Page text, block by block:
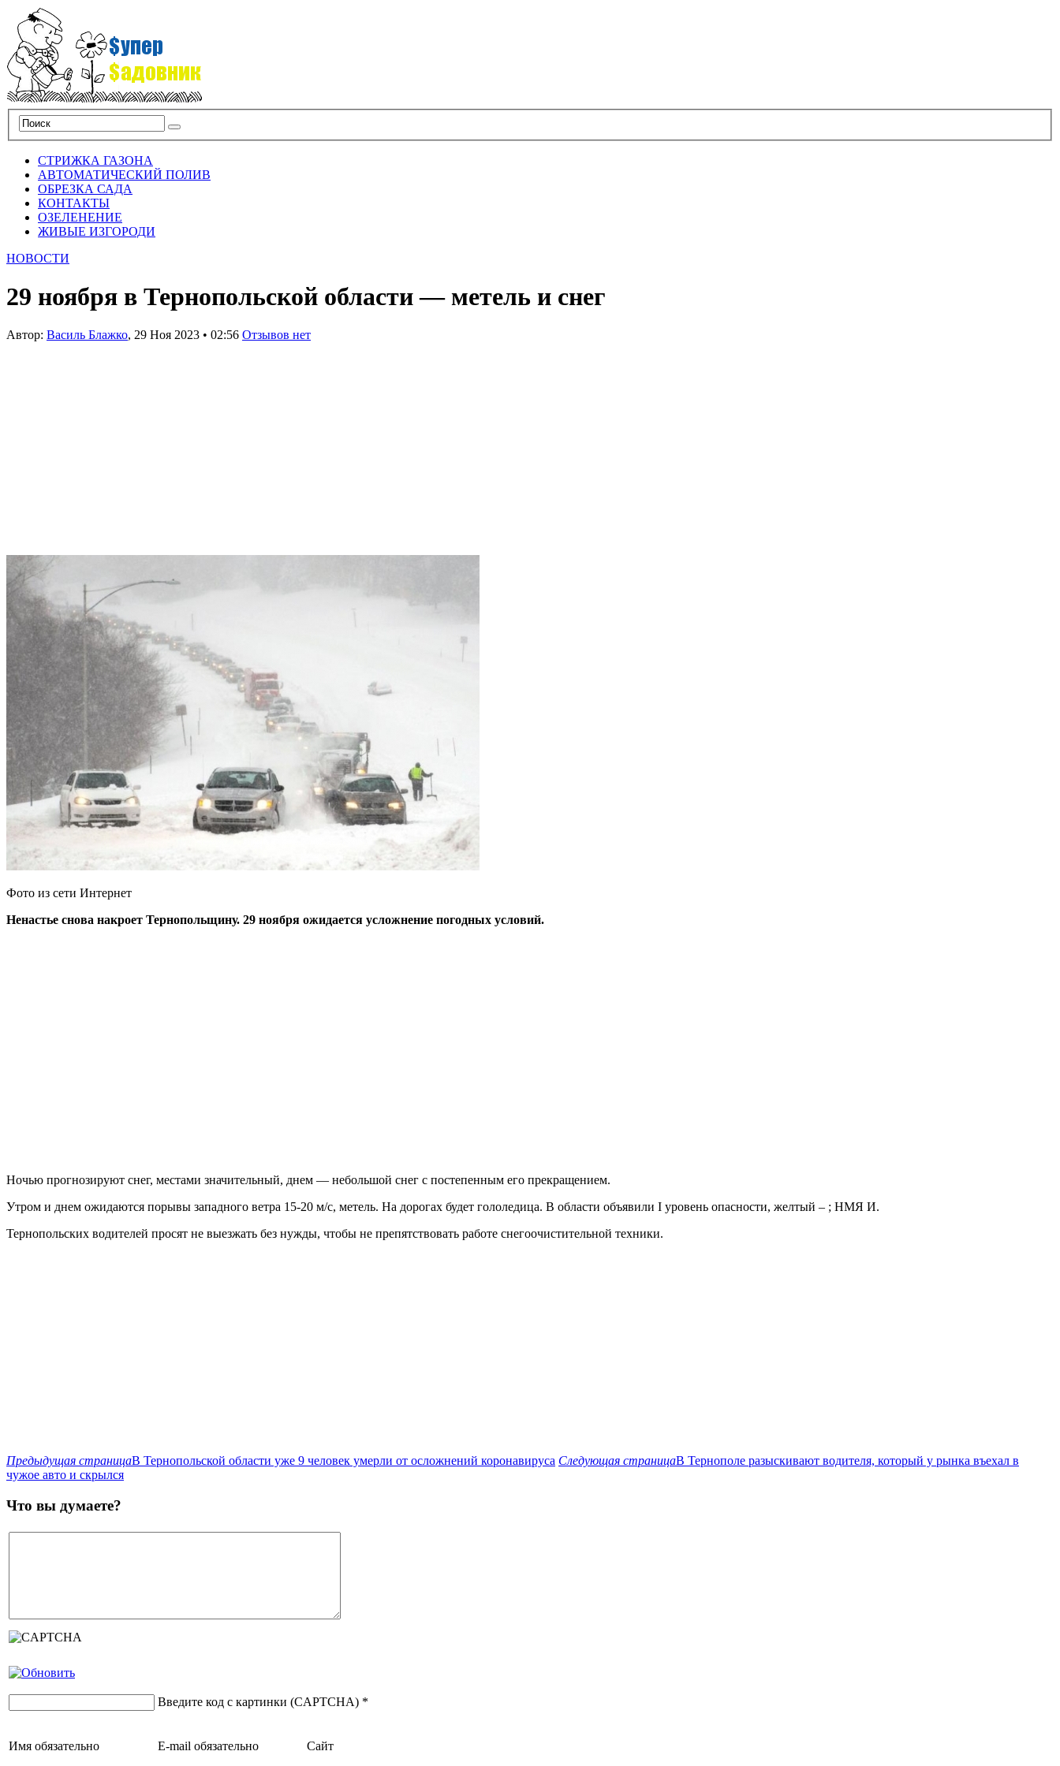
СТРИЖКА ГАЗОНА
АВТОМАТИЧЕСКИЙ ПОЛИВ
ОБРЕЗКА САДА
КОНТАКТЫ
ОЗЕЛЕНЕНИЕ
ЖИВЫЕ ИЗГОРОДИ
НОВОСТИ
29 ноября в Тернопольской области — метель и снег
Автор: Василь Блажко, 29 Ноя 2023 • 02:56 Отзывов нет
Фото из сети Интернет
Ненастье снова накроет Тернопольщину. 29 ноября ожидается усложнение погодных условий.
Ночью прогнозируют снег, местами значительный, днем ​​— небольшой снег с постепенным его прекращением.
Утром и днем ​​ожидаются порывы западного ветра 15-20 м/с, метель. На дорогах будет гололедица. В области объявили I уровень опасности, желтый – ; НМЯ И.
Тернопольских водителей просят не выезжать без нужды, чтобы не препятствовать работе снегоочистительной техники.
Предыдущая страницаВ Тернопольской области уже 9 человек умерли от осложнений коронавируса Следующая страницаВ Тернополе разыскивают водителя, который у рынка въехал в
чужое авто и скрылся
Что вы думаете?
Введите код с картинки (CAPTCHA) *
Имя обязательно E-mail обязательно Сайт